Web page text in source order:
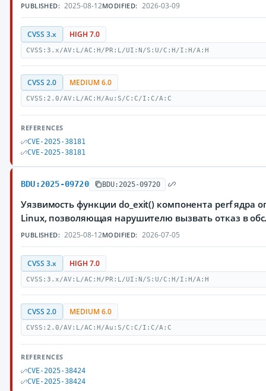
PUBLISHED: 2025-08-12MODIFIED: 2026-03-09
CVSS 3.x HIGH 7.0
CVSS:3.x/AV:L/AC:H/PR:L/UI:N/S:U/C:H/I:H/A:H
CVSS 2.0 MEDIUM 6.0
CVSS:2.0/AV:L/AC:H/Au:S/C:C/I:C/A:C
REFERENCES
CVE-2025-38181
CVE-2025-38181
BDU:2025-09720 BDU:2025-09720
Уязвимость функции do_exit() компонента perf ядра
Linux, позволяющая нарушителю вызвать отказ в
PUBLISHED: 2025-08-12MODIFIED: 2026-07-05
CVSS 3.x HIGH 7.0
CVSS:3.x/AV:L/AC:H/PR:L/UI:N/S:U/C:H/I:H/A:H
CVSS 2.0 MEDIUM 6.0
CVSS:2.0/AV:L/AC:H/Au:S/C:C/I:C/A:C
REFERENCES
CVE-2025-38424
CVE-2025-38424